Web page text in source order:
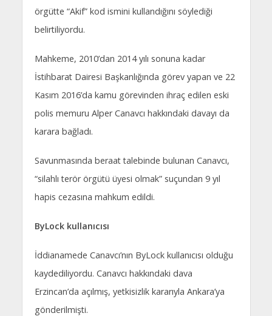
örgütte “Akif” kod ismini kullandığını söylediği
belirtiliyordu.
Mahkeme, 2010’dan 2014 yılı sonuna kadar
İstihbarat Dairesi Başkanlığında görev yapan ve 22
Kasım 2016’da kamu görevinden ihraç edilen eski
polis memuru Alper Canavcı hakkındaki davayı da
karara bağladı.
Savunmasında beraat talebinde bulunan Canavcı,
“silahlı terör örgütü üyesi olmak” suçundan 9 yıl
hapis cezasına mahkum edildi.
ByLock kullanıcısı
İddianamede Canavcı’nın ByLock kullanıcısı olduğu
kaydediliyordu. Canavcı hakkındaki dava
Erzincan’da açılmış, yetkisizlik kararıyla Ankara’ya
gönderilmişti.